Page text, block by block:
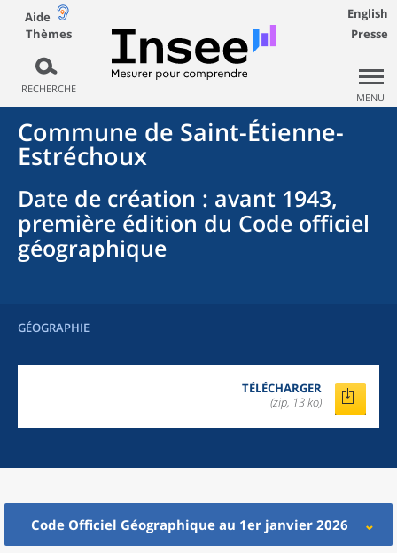
Aide
Thèmes
RECHERCHE
English
Presse
MENU
Commune de Saint-Étienne-
Estréchoux
Date de création : avant 1943,
première édition du Code officiel
géographique
GÉOGRAPHIE
TÉLÉCHARGER
(zip, 13 ko)
Code Officiel Géographique au 1er janvier 2026